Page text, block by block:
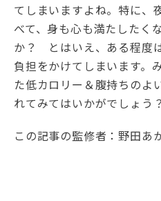
てしまいますよね。特に、
べて、身も心も満たしたく
か？ とはいえ、ある程度
負担をかけてしまいます。
た低カロリー＆腹持ちのよ
れてみてはいかがでしょう？
この記事の監修者：野田あ